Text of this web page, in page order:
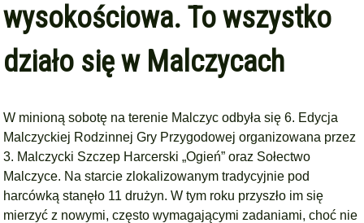
wysokościowa. To wszystko
działo się w Malczycach
W minioną sobotę na terenie Malczyc odbyła się 6. Edycja
Malczyckiej Rodzinnej Gry Przygodowej organizowana przez
3. Malczycki Szczep Harcerski „Ogień” oraz Sołectwo
Malczyce. Na starcie zlokalizowanym tradycyjnie pod
harcówką stanęło 11 drużyn. W tym roku przyszło im się
mierzyć z nowymi, często wymagającymi zadaniami, choć nie